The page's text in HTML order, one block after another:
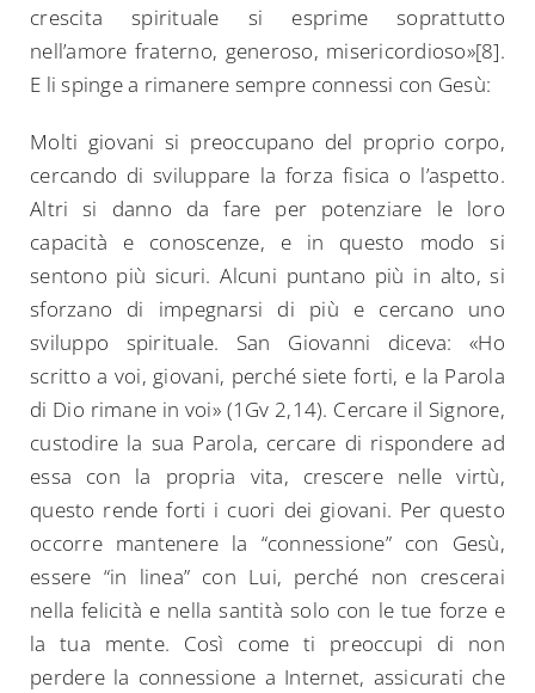
crescita spirituale si esprime soprattutto
nell’amore fraterno, generoso, misericordioso»[8].
E li spinge a rimanere sempre connessi con Gesù:
Molti giovani si preoccupano del proprio corpo,
cercando di sviluppare la forza fisica o l’aspetto.
Altri si danno da fare per potenziare le loro
capacità e conoscenze, e in questo modo si
sentono più sicuri. Alcuni puntano più in alto, si
sforzano di impegnarsi di più e cercano uno
sviluppo spirituale. San Giovanni diceva: «Ho
scritto a voi, giovani, perché siete forti, e la Parola
di Dio rimane in voi» (1Gv 2,14). Cercare il Signore,
custodire la sua Parola, cercare di rispondere ad
essa con la propria vita, crescere nelle virtù,
questo rende forti i cuori dei giovani. Per questo
occorre mantenere la “connessione” con Gesù,
essere “in linea” con Lui, perché non crescerai
nella felicità e nella santità solo con le tue forze e
la tua mente. Così come ti preoccupi di non
perdere la connessione a Internet, assicurati che